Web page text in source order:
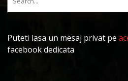
Puteti lasa un mesaj privat pe
facebook dedicata